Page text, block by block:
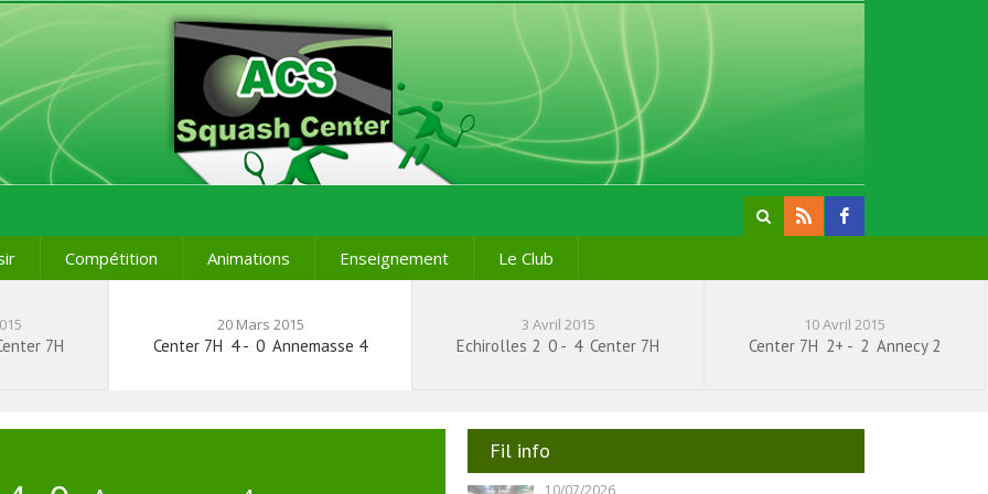
Compétition Animations Enseignement Le Club
7H
20 Mars 2015
Center 7H 4 - 0 Annemasse 4
3 Avril 2015
Echirolles 2 0 - 4 Center 7H
10 Avril 2015
Center 7H 2+ - 2 Annecy 2
Fil info
10/07/2026